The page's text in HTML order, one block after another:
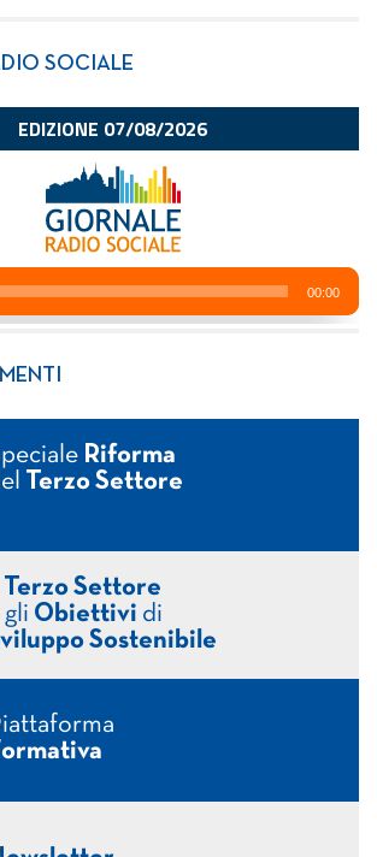
SOCIALE
Riforma
Terzo Settore
Terzo Settore
gli Obiettivi di
Sostenibile